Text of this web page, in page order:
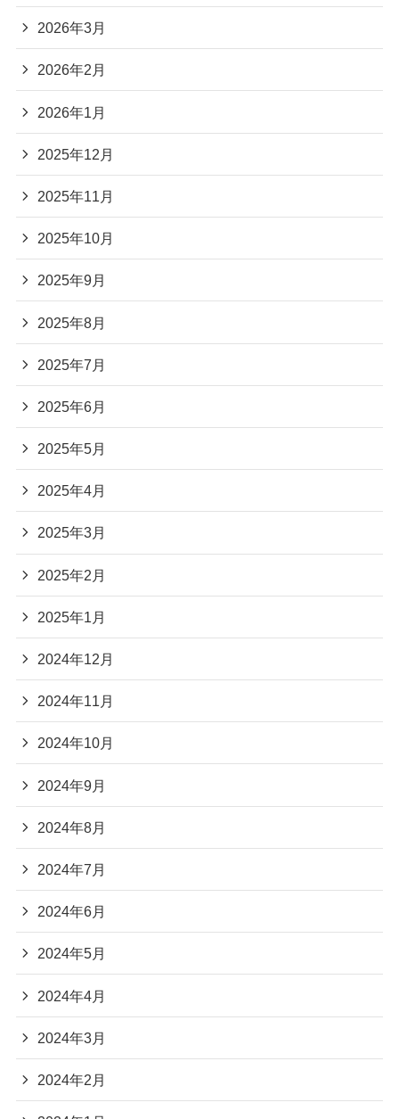
2026年3月
2026年2月
2026年1月
2025年12月
2025年11月
2025年10月
2025年9月
2025年8月
2025年7月
2025年6月
2025年5月
2025年4月
2025年3月
2025年2月
2025年1月
2024年12月
2024年11月
2024年10月
2024年9月
2024年8月
2024年7月
2024年6月
2024年5月
2024年4月
2024年3月
2024年2月